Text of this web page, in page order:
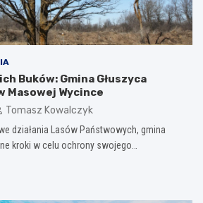
Buków: Gmina Głuszyca
Wycince
Tomasz Kowalczyk
działania Lasów Państwowych, gmina
kroki w celu ochrony swojego…